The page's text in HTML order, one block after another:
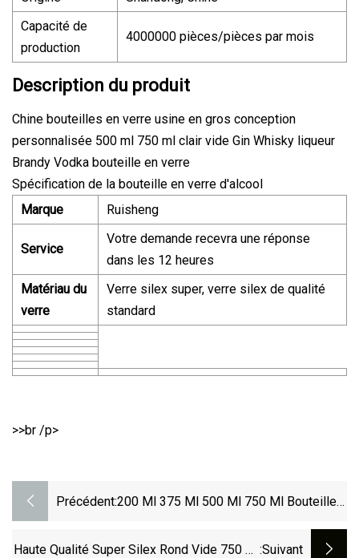
Capacité de
production
4000000 pièces/pièces par mois
Description du produit
Chine bouteilles en verre usine en gros conception
personnalisée 500 ml 750 ml clair vide Gin Whisky liqueur
Brandy Vodka bouteille en verre
Spécification de la bouteille en verre d'alcool
Marque
Ruisheng
Service
Votre demande recevra une réponse
dans les 12 heures
Matériau du
verre
Verre silex super, verre silex de qualité
standard
>>br /p>
Précédent:200 Ml 375 Ml 500 Ml 750 Ml Bouteille
Verre Avec Bouchon En Liège
Haute Qualité Super Silex Rond Vide 750 Ml :suivant